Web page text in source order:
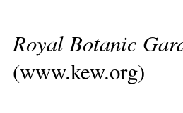
Royal Botanic
(www.kew.org)